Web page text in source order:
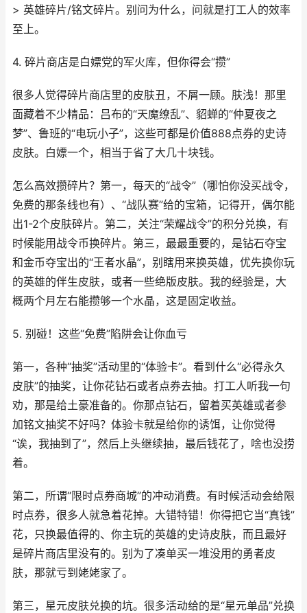
> 英雄碎片/铭文碎片。别问为什么，问就是打工人的效率
至上。
4. 碎片商店是白嫖党的军火库，但你得会“攒”
很多人觉得碎片商店里的皮肤丑，不屑一顾。肤浅！那里
面藏着不少精品：吕布的“天魔缭乱”、貂蝉的“仲夏夜之
梦”、鲁班的“电玩小子”，这些可都是价值888点券的史诗
皮肤。白嫖一个，相当于省了大几十块钱。
怎么高效攒碎片？第一，每天的“战令”（哪怕你没买战令，
免费的那条线也有）、“战队赛”给的宝箱，记得开，偶尔能
出1-2个皮肤碎片。第二，关注“荣耀战令”的积分兑换，有
时候能用战令币换碎片。第三，最最重要的，是钻石夺宝
和金币夺宝出的“王者水晶”，别瞎用来换英雄，优先换你玩
的英雄的伴生皮肤，或者一些绝版皮肤。我的经验是，大
概两个月左右能攒够一个水晶，这是固定收益。
5. 别碰！这些“免费”陷阱会让你血亏
第一，各种“抽奖”活动里的“体验卡”。看到什么“必得永久
皮肤”的抽奖，让你花钻石或者点券去抽。打工人听我一句
劝，那是给土豪准备的。你那点钻石，留着买英雄或者参
加铭文抽奖不好吗？体验卡就是给你的诱饵，让你觉得
“诶，我抽到了”，然后上头继续抽，最后钱花了，啥也没捞
着。
第二，所谓“限时点券商城”的冲动消费。有时候活动会给限
时点券，很多人就急着花掉。大错特错！你得把它当“真钱”
花，只换最值得的、你主玩的英雄的史诗皮肤，而且最好
是碎片商店里没有的。别为了凑单买一堆没用的勇者皮
肤，那就亏到姥姥家了。
第三，星元皮肤兑换的坑。很多活动给的是“星元单品”兑换